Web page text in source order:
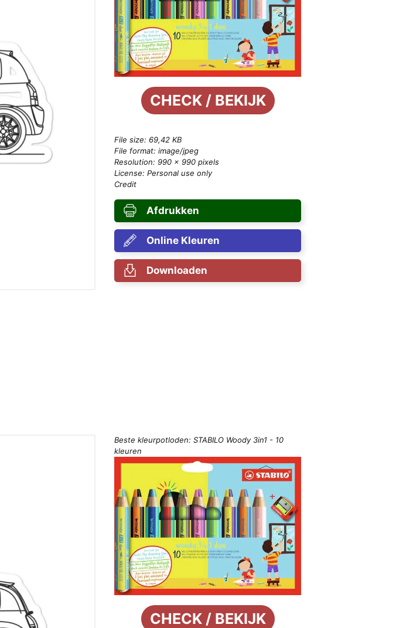
CHECK / BEKIJK
File size: 69,42 KB
File format: image/jpeg
Resolution: 990 × 990 pixels
License: Personal use only
Credit
Afdrukken
Online Kleuren
Downloaden
Beste kleurpotloden: STABILO Woody 3in1 - 10
kleuren
CHECK / BEKIJK